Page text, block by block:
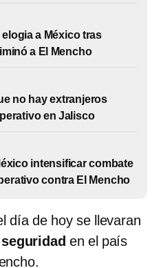
a México tras
a El Mencho
no hay extranjeros
en Jalisco
intensificar combate
contra El Mencho
día de hoy se llevaran
en el país